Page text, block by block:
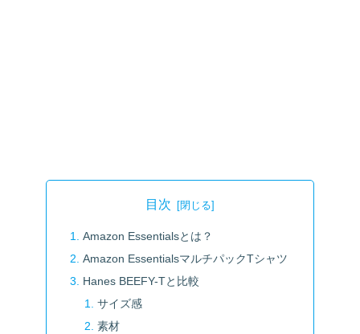
目次
Amazon Essentialsとは？
Amazon EssentialsマルチパックTシャツ
Hanes BEEFY-Tと比較
サイズ感
素材